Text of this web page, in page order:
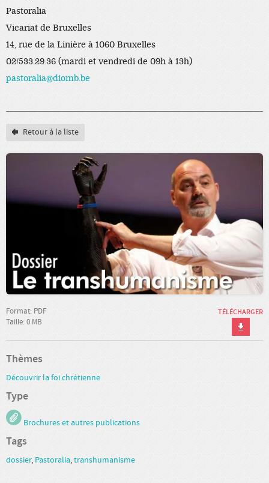
Pastoralia
Vicariat de Bruxelles
14, rue de la Linière à 1060 Bruxelles
02/533.29.36 (mardi et vendredi de 09h à 13h)
pastoralia@diomb.be
Retour à la liste
TÉLÉCHARGER
Format: PDF
Taille: 0 MB
Thèmes
Découvrir la foi chrétienne
Type
Brochures et autres publications
Tags
dossier, Pastoralia,transhumanisme